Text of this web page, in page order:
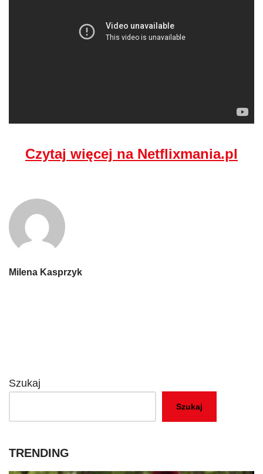
Czytaj więcej na Netflixmania.pl
Milena Kasprzyk
Szukaj
Szukaj
TRENDING